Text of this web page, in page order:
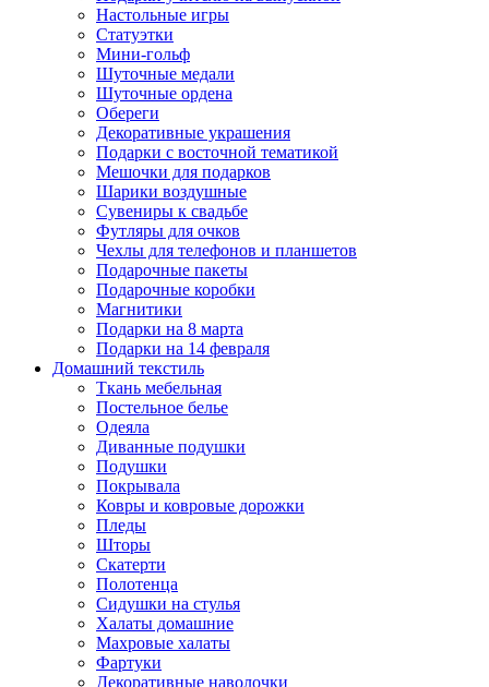
Настольные игры
Статуэтки
Мини-гольф
Шуточные медали
Шуточные ордена
Обереги
Декоративные украшения
Подарки с восточной тематикой
Мешочки для подарков
Шарики воздушные
Сувениры к свадьбе
Футляры для очков
Чехлы для телефонов и планшетов
Подарочные пакеты
Подарочные коробки
Магнитики
Подарки на 8 марта
Подарки на 14 февраля
Домашний текстиль
Ткань мебельная
Постельное белье
Одеяла
Диванные подушки
Подушки
Покрывала
Ковры и ковровые дорожки
Пледы
Шторы
Скатерти
Полотенца
Сидушки на стулья
Халаты домашние
Махровые халаты
Фартуки
Декоративные наволочки